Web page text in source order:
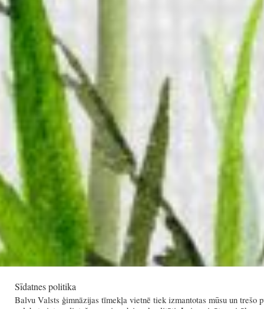
Sīdatnes politika
Balvu Valsts ģimnāzijas tīmekļa vietnē tiek izmantotas mūsu un trešo